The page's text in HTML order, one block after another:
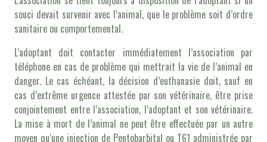
souci devait survenir avec l’animal, que le problème soit d’ordre
sanitaire ou comportemental.
L’adoptant doit contacter immédiatement l’association par
téléphone en cas de problème qui mettrait la vie de l’animal en
danger. Le cas échéant, la décision d’euthanasie doit, sauf en
cas d’extrême urgence attestée par son vétérinaire, être prise
conjointement entre l’association, l’adoptant et son vétérinaire.
La mise à mort de l’animal ne peut être effectuée par un autre
moyen qu’une injection de Pentobarbital ou T61 administrée par